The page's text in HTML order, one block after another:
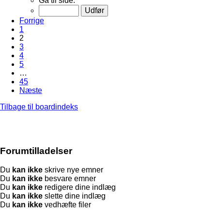
Forrige
1
2
3
4
5
…
45
Næste
Tilbage til boardindeks
Forumtilladelser
Du kan ikke skrive nye emner
Du kan ikke besvare emner
Du kan ikke redigere dine indlæg
Du kan ikke slette dine indlæg
Du kan ikke vedhæfte filer